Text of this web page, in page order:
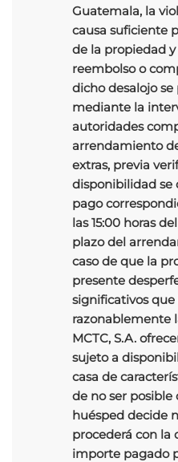
Guatemala, la
causa suficiente
de la propiedad
reembolso o
dicho desalojo
mediante la
autoridades
arrendamiento
extras, previa
disponibilidad se
pago
las 15:00 horas
plazo del
caso de que la
presente
significativos
razonablemente
MCTC, S.A.
sujeto a
casa de
de no ser posible
huésped decide
procederá con la
importe pagado